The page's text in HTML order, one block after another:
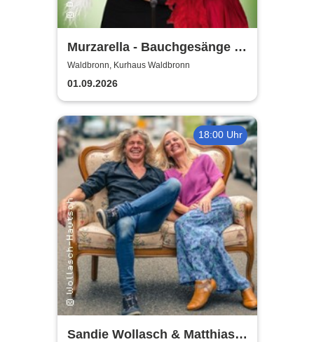
Murzarella - Bauchgesänge …
ab in die zweite Runde /
Music-Puppet-Comedy
Waldbronn, Kurhaus Waldbronn
01.09.2026
18:00 Uhr
Sandie Wollasch & Matthias